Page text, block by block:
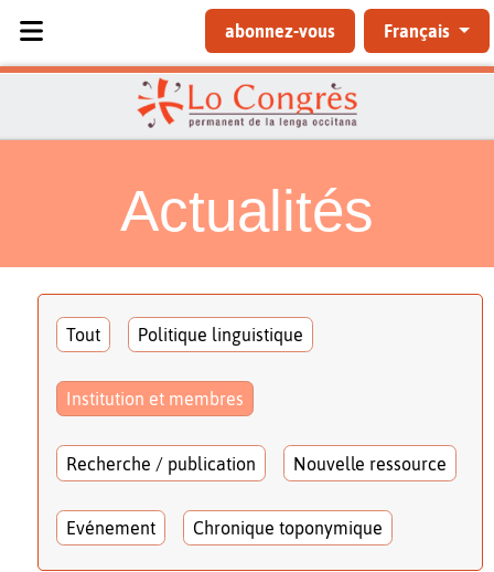
abonnez-vous Français
Actualités
Tout Politique linguistique
Institution et membres
Recherche / publication Nouvelle ressource
Evénement Chronique toponymique